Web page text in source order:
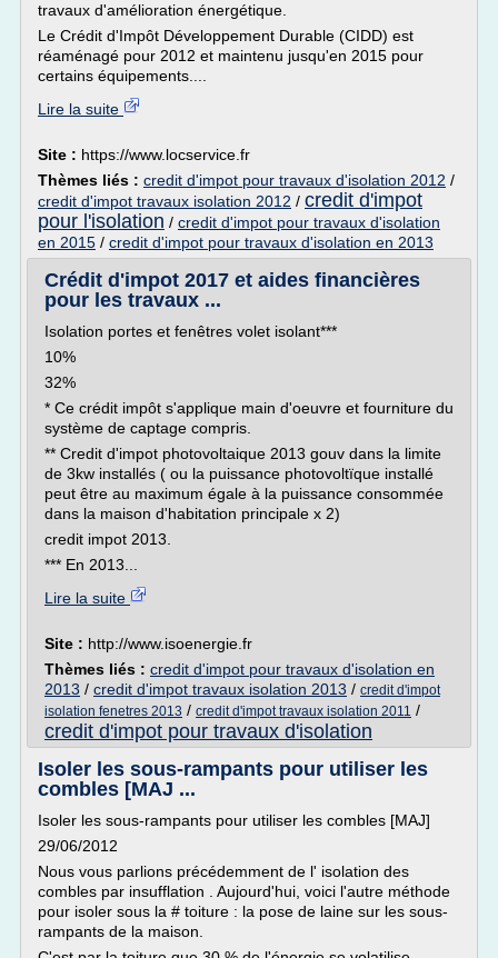
travaux d'amélioration énergétique.
Le Crédit d'Impôt Développement Durable (CIDD) est
réaménagé pour 2012 et maintenu jusqu'en 2015 pour
certains équipements....
Lire la suite
Site : https://www.locservice.fr
Thèmes liés : credit d'impot pour travaux d'isolation 2012 /
credit d'impot travaux isolation 2012 / credit d'impot
pour l'isolation / credit d'impot pour travaux d'isolation
en 2015 / credit d'impot pour travaux d'isolation en 2013
Crédit d'impot 2017 et aides financières
pour les travaux ...
Isolation portes et fenêtres volet isolant***
10%
32%
* Ce crédit impôt s'applique main d'oeuvre et fourniture du
système de captage compris.
** Credit d'impot photovoltaique 2013 gouv dans la limite
de 3kw installés ( ou la puissance photovoltïque installé
peut être au maximum égale à la puissance consommée
dans la maison d'habitation principale x 2)
credit impot 2013.
*** En 2013...
Lire la suite
Site : http://www.isoenergie.fr
Thèmes liés : credit d'impot pour travaux d'isolation en
2013 / credit d'impot travaux isolation 2013 / credit d'impot
isolation fenetres 2013 / credit d'impot travaux isolation 2011 /
credit d'impot pour travaux d'isolation
Isoler les sous-rampants pour utiliser les
combles [MAJ ...
Isoler les sous-rampants pour utiliser les combles [MAJ]
29/06/2012
Nous vous parlions précédemment de l' isolation des
combles par insufflation . Aujourd'hui, voici l'autre méthode
pour isoler sous la # toiture : la pose de laine sur les sous-
rampants de la maison.